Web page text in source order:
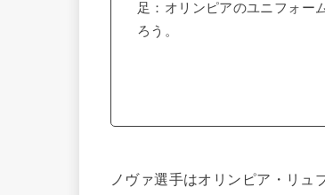
足：オリンピアのユニフォー
ろう。
ノヴァ選手はオリンピア・リュ